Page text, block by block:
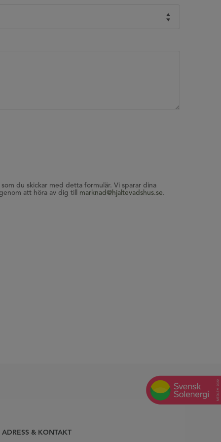
du skickar med detta formulär. Vi sparar dina
att höra av dig till marknad@hjaltevadshus.se.
ADRESS & KONTAKT